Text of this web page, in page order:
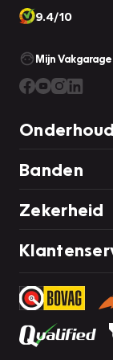
9.4/10
Mijn Vakgarage
Onderhoud
Banden
Zekerheid